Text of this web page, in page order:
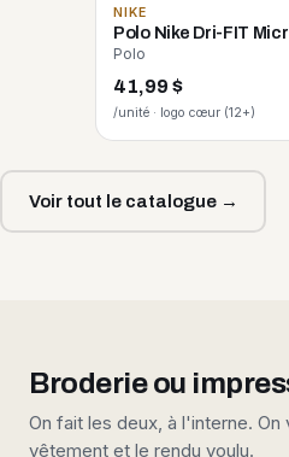
NIKE
Polo Nike Dri-FIT
Polo
41,99 $
/unité · logo cœur (12+)
Voir tout le catalogue →
Broderie ou
On fait les deux, à l'interne.
vêtement et le rendu voulu.